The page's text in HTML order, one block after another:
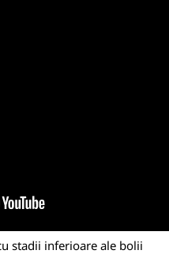
stadii inferioare ale bolii